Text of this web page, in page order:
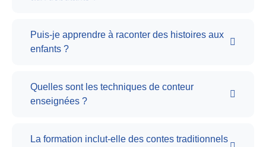
Puis-je apprendre à raconter des histoires aux
enfants ?
Quelles sont les techniques de conteur
enseignées ?
La formation inclut-elle des contes traditionnels